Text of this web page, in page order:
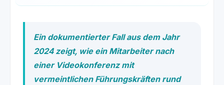
Ein dokumentierter Fall aus dem Jahr
2024 zeigt, wie ein Mitarbeiter nach
einer Videokonferenz mit
vermeintlichen Führungskräften rund